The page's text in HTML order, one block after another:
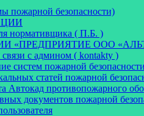
пожарной безопасности)
нормативщика ( П.Б. )
«ПРЕДПРИЯТИЕ ООО
с админом ( kontakty )
систем пожарной безопасности
статей пожарной
Автокад противопожарного
документов пожарной